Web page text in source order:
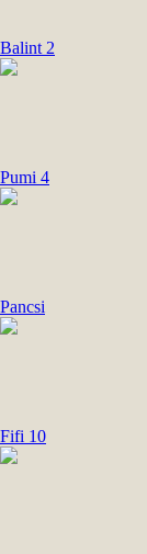
Balint 2
Pumi 4
Pancsi
Fifi 10